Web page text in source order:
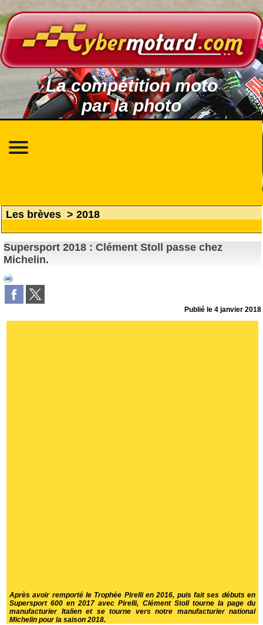
La compétition moto
par la photo
Les brèves > 2018
Supersport 2018 : Clément Stoll passe chez
Michelin.
Publié le4 janvier 2018
Après avoir remporté le Trophée Pirelli en 2016, puis fait ses débuts en
Supersport 600 en 2017 avec Pirelli, Clément Stoll tourne la page du
manufacturier Italien et se tourne vers notre manufacturier national
Michelin pour la saison 2018.